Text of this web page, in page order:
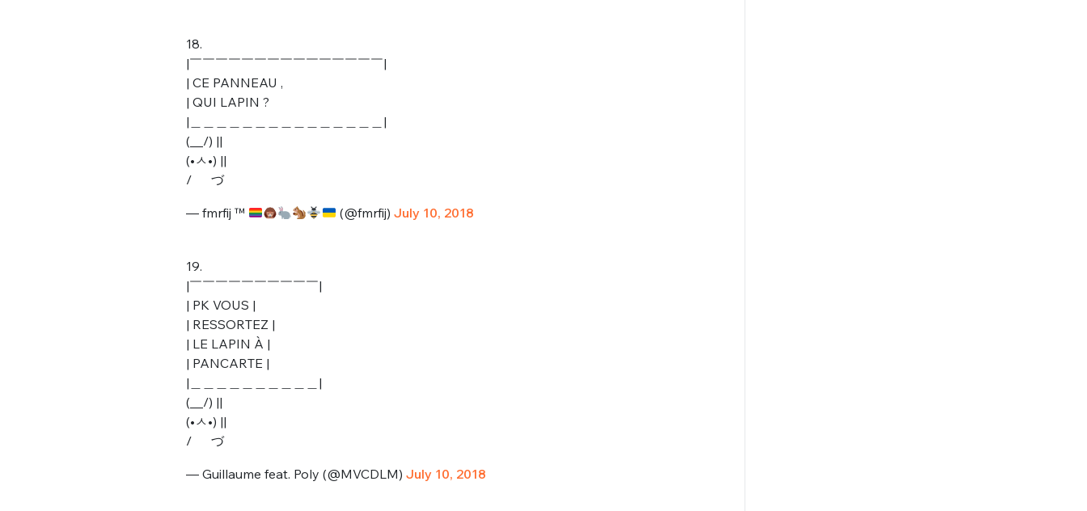
18.
|￣￣￣￣￣￣￣￣￣￣￣￣￣￣￣|
| CE PANNEAU ,
| QUI LAPIN ?
|＿＿＿＿＿＿＿＿＿＿＿＿＿＿＿|
(__/) ||
(•ㅅ•) ||
/ づ
— fmrfij ™ (@fmrfij) July 10, 2018
19.
|￣￣￣￣￣￣￣￣￣￣|
| PK VOUS |
| RESSORTEZ |
| LE LAPIN À |
| PANCARTE |
|＿＿＿＿＿＿＿＿＿＿|
(__/) ||
(•ㅅ•) ||
/ づ
— Guillaume feat. Poly (@MVCDLM) July 10, 2018